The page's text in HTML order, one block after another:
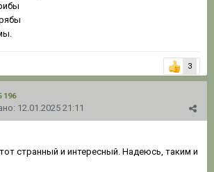
3
196
12.01.2025 21:11
странный и интересный. Надеюсь, таким и